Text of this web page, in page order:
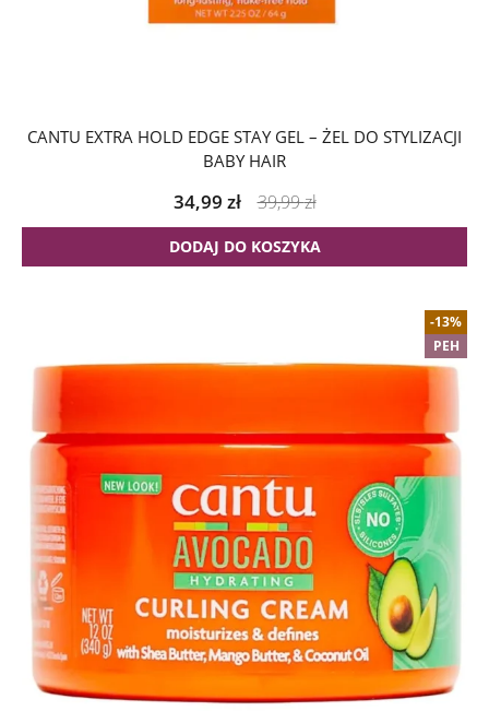
CANTU EXTRA HOLD EDGE STAY GEL – ŻEL DO STYLIZACJI
BABY HAIR
34,99 zł 39,99zł
DODAJ DO KOSZYKA
-13%
PEH